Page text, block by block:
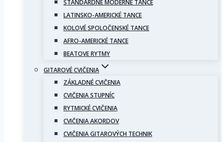
ŠTANDARDNÉ MODERNÉ TANCE
LATINSKO-AMERICKÉ TANCE
KOLOVÉ SPOLOČENSKÉ TANCE
AFRO-AMERICKÉ TANCE
BEATOVE RYTMY
GITAROVÉ CVIČENIA
ZÁKLADNÉ CVIČENIA
CVIČENIA STUPNÍC
RYTMICKÉ CVIČENIA
CVIČENIA AKORDOV
CVIČENIA GITAROVÝCH TECHNIK